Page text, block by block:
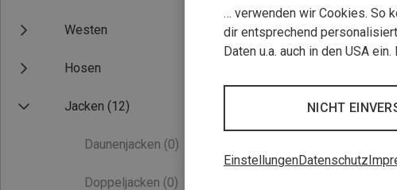
Westen
Hosen
Jacken (12)
Daunenjacken (0)
Doppeljacken (0)
… verwenden wir Cookies. So
dir entsprechend
Daten u.a. auch in den USA
NICHT
EinstellungenDatenschutz